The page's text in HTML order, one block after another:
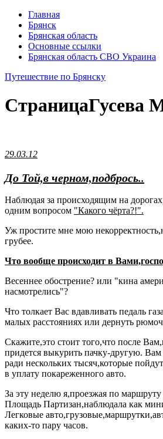
Главная
Брянск
Брянская область
Основные ссылки
Брянская область СВО Украина
Путешествие по Брянску
СтраницаГусева
29.03.12
До Той,в черном,подбрось..
Наблюдая за происходящим на
одним вопросом "Какого чёрта?!".
Уж простите мне мою
грубее.
Что вообще происходит в
Весеннее обострение? или "кина
насмотрелись"?
Что толкает Вас вдавливать педаль
малых расстояниях или дернуть
Скажите,это стоит того,что после
придется выкурить пачку-другую. Вам
ради нескольких тысяч,которые
в уплату покареженного авто.
За эту неделю я,проезжая по
Площадь Партизан,наблюдала как
Легковые
каких-то пару часов.